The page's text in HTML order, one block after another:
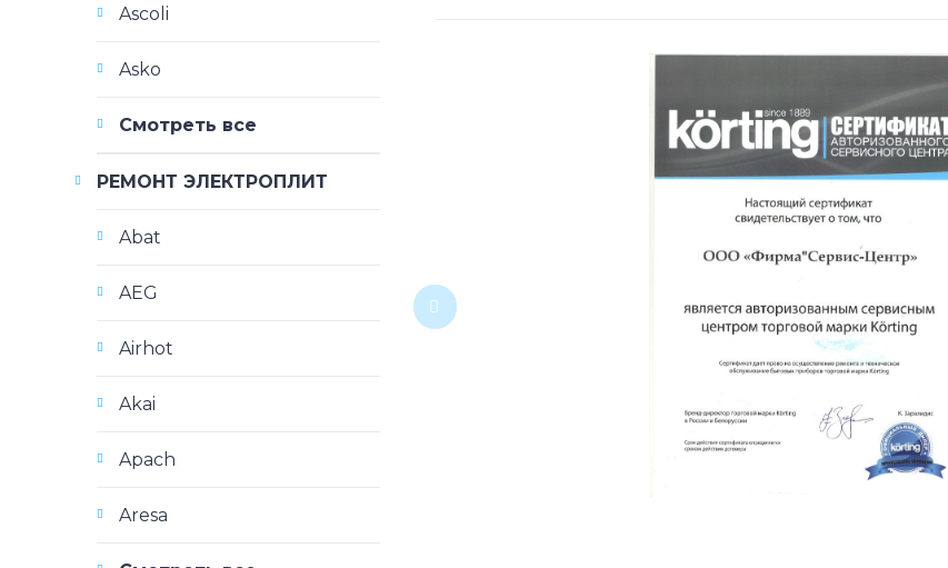
Ascoli
Asko
Смотреть все
РЕМОНТ ЭЛЕКТРОПЛИТ
Abat
AEG
Airhot
Akai
Apach
Aresa